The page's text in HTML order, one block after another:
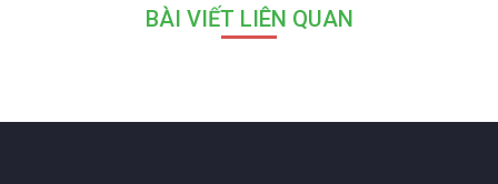
BÀI VIẾT LIÊN QUAN